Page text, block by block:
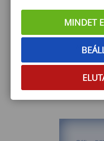
PowerBI
MINDET